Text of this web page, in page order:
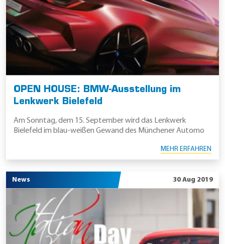
OPEN HOUSE: BMW-Ausstellung im
Lenkwerk Bielefeld
Am Sonntag, dem 15. September wird das Lenkwerk
Bielefeld im blau-weißen Gewand des Münchener Automo
MEHR ERFAHREN
News 30 Aug 2019